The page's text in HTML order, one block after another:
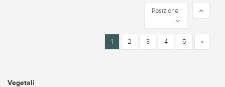
Posizione
1 2 3 4 5 »
Vegetali